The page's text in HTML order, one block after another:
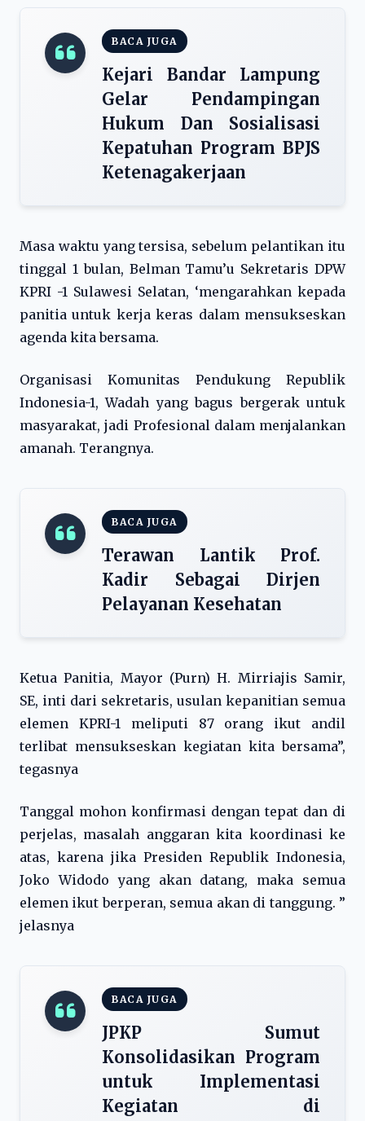
BACA JUGA
Kejari Bandar Lampung
Gelar Pendampingan
Hukum Dan Sosialisasi
Kepatuhan Program BPJS
Ketenagakerjaan
Masa waktu yang tersisa, sebelum pelantikan itu
tinggal 1 bulan, Belman Tamu’u Sekretaris DPW
KPRI -1 Sulawesi Selatan, ‘mengarahkan kepada
panitia untuk kerja keras dalam mensukseskan
agenda kita bersama.
Organisasi Komunitas Pendukung Republik
Indonesia-1, Wadah yang bagus bergerak untuk
masyarakat, jadi Profesional dalam menjalankan
amanah. Terangnya.
BACA JUGA
Terawan Lantik Prof.
Kadir Sebagai Dirjen
Pelayanan Kesehatan
Ketua Panitia, Mayor (Purn) H. Mirriajis Samir,
SE, inti dari sekretaris, usulan kepanitian semua
elemen KPRI-1 meliputi 87 orang ikut andil
terlibat mensukseskan kegiatan kita bersama”,
tegasnya
Tanggal mohon konfirmasi dengan tepat dan di
perjelas, masalah anggaran kita koordinasi ke
atas, karena jika Presiden Republik Indonesia,
Joko Widodo yang akan datang, maka semua
elemen ikut berperan, semua akan di tanggung. ”
jelasnya
BACA JUGA
JPKP Sumut
Konsolidasikan Program
untuk Implementasi
Kegiatan di